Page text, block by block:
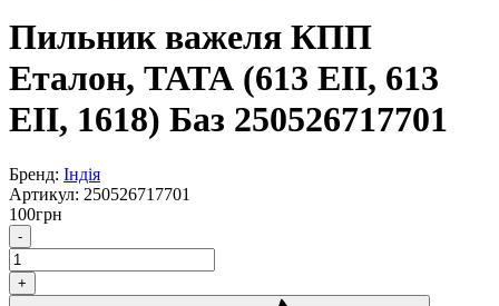
Пильник важеля КПП
Еталон, ТАТА (613 EII, 613
EII, 1618) Баз 250526717701
Бренд: Індія
Артикул: 250526717701
100грн
-
+